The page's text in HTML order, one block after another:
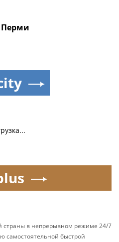
Перми
страны в непрерывном режиме 24/7
самостоятельной быстрой